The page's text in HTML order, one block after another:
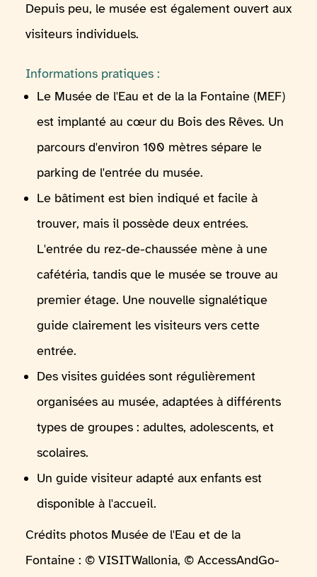
Depuis peu, le musée est également ouvert aux
visiteurs individuels.
Informations pratiques :
Le Musée de l'Eau et de la la Fontaine (MEF)
est implanté au cœur du Bois des Rêves. Un
parcours d'environ 100 mètres sépare le
parking de l'entrée du musée.
Le bâtiment est bien indiqué et facile à
trouver, mais il possède deux entrées.
L'entrée du rez-de-chaussée mène à une
cafétéria, tandis que le musée se trouve au
premier étage. Une nouvelle signalétique
guide clairement les visiteurs vers cette
entrée.
Des visites guidées sont régulièrement
organisées au musée, adaptées à différents
types de groupes : adultes, adolescents, et
scolaires.
Un guide visiteur adapté aux enfants est
disponible à l'accueil.
Crédits photos Musée de l'Eau et de la
Fontaine : © VISITWallonia, © AccessAndGo-